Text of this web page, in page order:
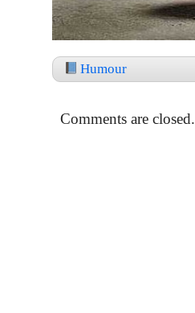
Humour
Comments are closed.